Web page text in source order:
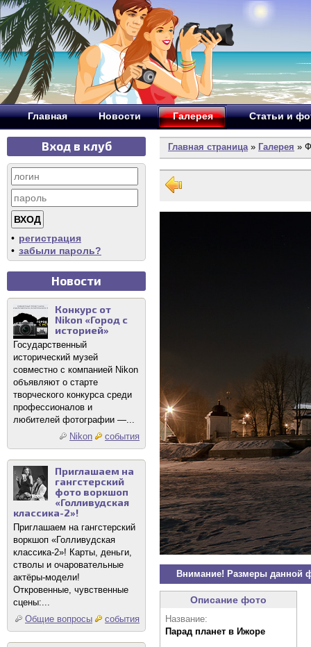
Главная Новости Галерея Статьи и
Вход в клуб
• регистрация
• забыли пароль?
Новости
Конкурс от
Nikon «Город с
историей»
Государственный
исторический музей
совместно с компанией Nikon
объявляют о старте
творческого конкурса среди
профессионалов и
любителей фотографии —...
Nikon
события
Приглашаем на
гангстерский
фото воркшоп
«Голливудская
классика-2»!
Приглашаем на гангстерский
воркшоп «Голливудская
классика-2»! Карты, деньги,
стволы и очаровательные
актёры-модели!
Откровенные, чувственные
сцены:...
Общие вопросы
события
Главная страница» Галерея »
Внимание! Размеры данной
Описание фото
Название:
Парад планет в Ижоре